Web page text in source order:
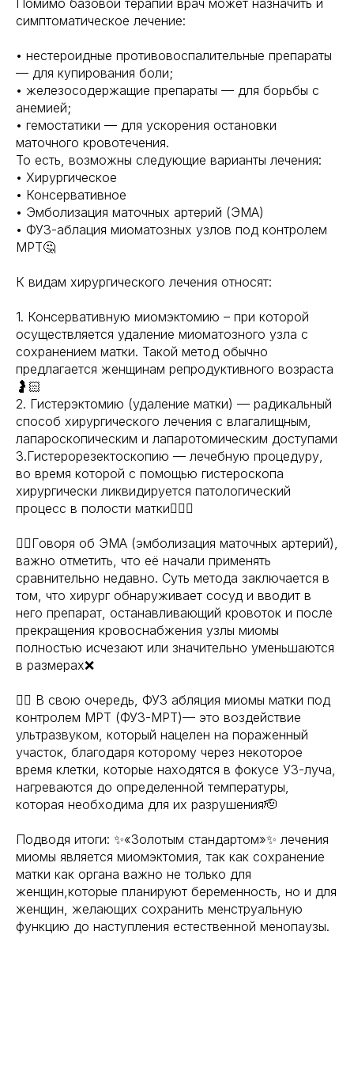
Помимо базовой терапии врач может назначить и
симптоматическое лечение:
• нестероидные противовоспалительные препараты
— для купирования боли;
• железосодержащие препараты — для борьбы с
анемией;
• гемостатики — для ускорения остановки
маточного кровотечения.
То есть, возможны следующие варианты лечения:
• Хирургическое
• Консервативное
• Эмболизация маточных артерий (ЭМА)
• ФУЗ-аблация миоматозных узлов под контролем
МРТ🤔
К видам хирургического лечения относят:
1. Консервативную миомэктомию – при которой
осуществляется удаление миоматозного узла с
сохранением матки. Такой метод обычно
предлагается женщинам репродуктивного возраста
🤰🏻
2. Гистерэктомию (удаление матки) — радикальный
способ хирургического лечения с влагалищным,
лапароскопическим и лапаротомическим доступами
3.Гистерорезектоскопию — лечебную процедуру,
во время которой с помощью гистероскопа
хирургически ликвидируется патологический
процесс в полости матки🧑🏻‍⚕
👉🏻Говоря об ЭМА (эмболизация маточных артерий),
важно отметить, что её начали применять
сравнительно недавно. Суть метода заключается в
том, что хирург обнаруживает сосуд и вводит в
него препарат, останавливающий кровоток и после
прекращения кровоснабжения узлы миомы
полностью исчезают или значительно уменьшаются
в размерах❌
👉🏻 В свою очередь, ФУЗ абляция миомы матки под
контролем МРТ (ФУЗ-МРТ)— это воздействие
ультразвуком, который нацелен на пораженный
участок, благодаря которому через некоторое
время клетки, которые находятся в фокусе УЗ-луча,
нагреваются до определенной температуры,
которая необходима для их разрушения🫡
Подводя итоги: ✨«Золотым стандартом»✨ лечения
миомы является миомэктомия, так как сохранение
матки как органа важно не только для
женщин,которые планируют беременность, но и для
женщин, желающих сохранить менструальную
функцию до наступления естественной менопаузы.